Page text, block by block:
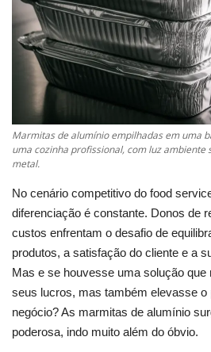
Marmitas de alumínio empilhadas em uma
uma cozinha profissional, com luz ambiente
metal.
No cenário competitivo do food
diferenciação é constante. Donos de
custos enfrentam o desafio de
produtos, a satisfação do cliente e a
Mas e se houvesse uma solução
seus lucros, mas também elevasse o
negócio? As marmitas de alumínio
poderosa, indo muito além do óbvio.